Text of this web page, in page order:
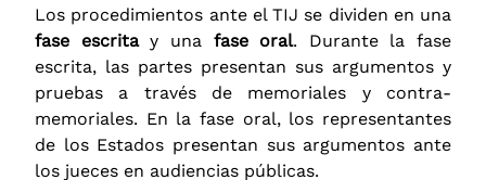
Los procedimientos ante el TIJ se dividen en una
fase escritay una fase oral. Durante la fase
escrita, las partes presentan sus argumentos y
pruebas a través de memoriales y contra-
memoriales. En la fase oral, los representantes
de los Estados presentan sus argumentos ante
los jueces en audiencias públicas.